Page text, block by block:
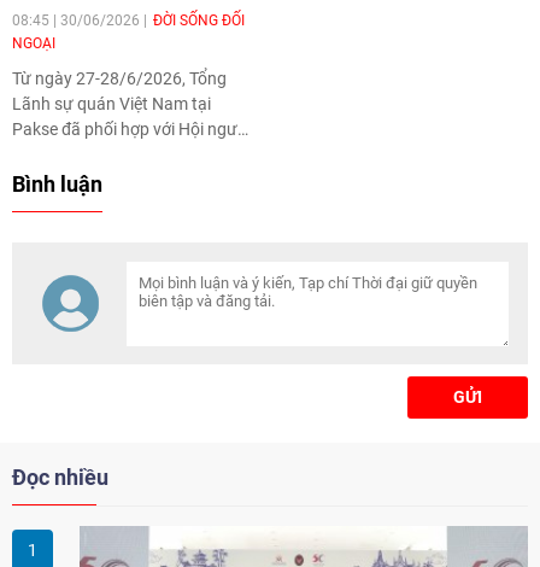
hợp công tác biên giới.
08:45 | 30/06/2026
ĐỜI SỐNG ĐỐI
NGOẠI
Từ ngày 27-28/6/2026, Tổng
Lãnh sự quán Việt Nam tại
Pakse đã phối hợp với Hội người
Năng khiếu Champasak-Lâm
STEM Robotics cho 30 giáo viên
và học sinh trường Hữu nghị
Lào-Việt tỉnh Sekong.
Bình luận
GỬI
Đọc nhiều